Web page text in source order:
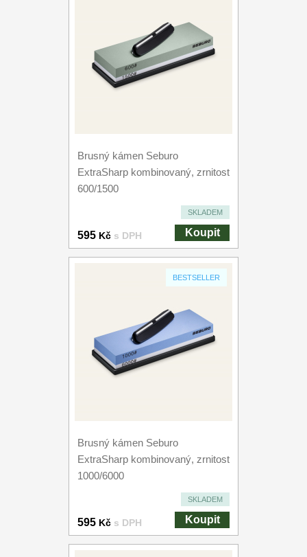
Brusný kámen Seburo
ExtraSharp kombinovaný, zrnitost
600/1500
SKLADEM
595 Kč s DPH Koupit
BESTSELLER
Brusný kámen Seburo
ExtraSharp kombinovaný, zrnitost
1000/6000
SKLADEM
595 Kč s DPH Koupit